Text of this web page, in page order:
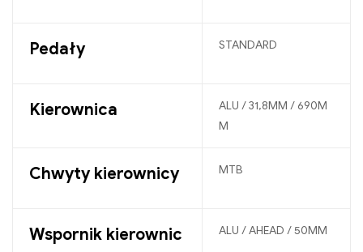
Pedały STANDARD
Kierownica
ALU / 31,8MM / 690M
M
Chwyty kierownicy MTB
Wspornik kierownic ALU / AHEAD / 50MM